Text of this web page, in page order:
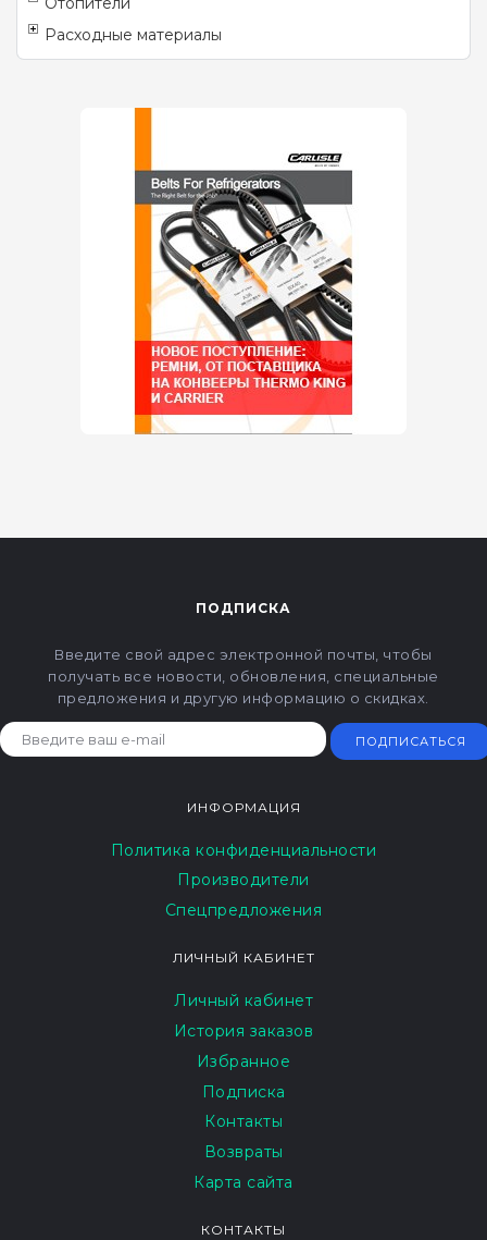
Расходные материалы
ПОДПИСКА
Введите свой адрес электронной почты, чтобы
получать все новости, обновления, специальные
предложения и другую информацию о скидках.
ПОДПИСАТЬСЯ
ИНФОРМАЦИЯ
Политика конфиденциальности
Производители
Спецпредложения
ЛИЧНЫЙ КАБИНЕТ
Личный кабинет
История заказов
Избранное
Подписка
Контакты
Возвраты
Карта сайта
КОНТАКТЫ